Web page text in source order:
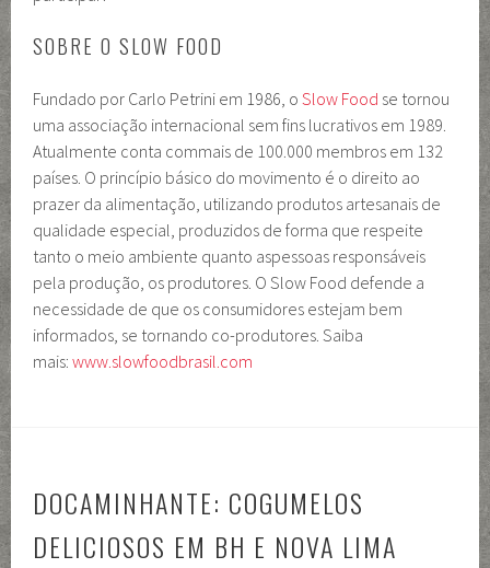
SOBRE O SLOW FOOD
Fundado por Carlo Petrini em 1986, oSlow Food se tornou
uma associação internacional sem fins lucrativos em 1989.
Atualmente conta commais de 100.000 membros em 132
países. O princípio básico do movimento é o direito ao
prazer da alimentação, utilizando produtos artesanais de
qualidade especial, produzidos de forma que respeite
tanto o meio ambiente quanto aspessoas responsáveis
pela produção, os produtores. O Slow Food defende a
necessidade de que os consumidores estejam bem
informados, se tornando co-produtores. Saiba
mais:www.slowfoodbrasil.com
DOCAMINHANTE: COGUMELOS
DELICIOSOS EM BH E NOVA LIMA